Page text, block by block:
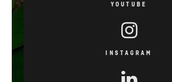
YOUTUBE
INSTAGRAM